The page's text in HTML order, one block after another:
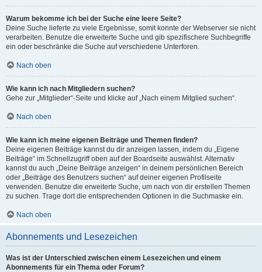
Warum bekomme ich bei der Suche eine leere Seite?
Deine Suche lieferte zu viele Ergebnisse, somit konnte der Webserver sie nicht
verarbeiten. Benutze die erweiterte Suche und gib spezifischere Suchbegriffe
ein oder beschränke die Suche auf verschiedene Unterforen.
Nach oben
Wie kann ich nach Mitgliedern suchen?
Gehe zur „Mitglieder“-Seite und klicke auf „Nach einem Mitglied suchen“.
Nach oben
Wie kann ich meine eigenen Beiträge und Themen finden?
Deine eigenen Beiträge kannst du dir anzeigen lassen, indem du „Eigene
Beiträge“ im Schnellzugriff oben auf der Boardseite auswählst. Alternativ
kannst du auch „Deine Beiträge anzeigen“ in deinem persönlichen Bereich
oder „Beiträge des Benutzers suchen“ auf deiner eigenen Profilseite
verwenden. Benutze die erweiterte Suche, um nach von dir erstellen Themen
zu suchen. Trage dort die entsprechenden Optionen in die Suchmaske ein.
Nach oben
Abonnements und Lesezeichen
Was ist der Unterschied zwischen einem Lesezeichen und einem
Abonnements für ein Thema oder Forum?